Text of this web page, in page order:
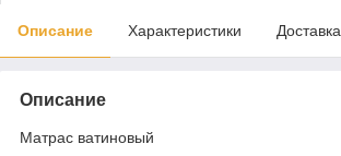
Описание Характеристики Доставка
Описание
Матрас ватиновый